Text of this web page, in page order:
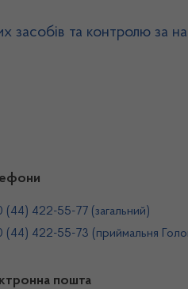
засобів та контролю за
(44) 422-55-77 (загальний)
(44) 422-55-73 (приймальня
пошта